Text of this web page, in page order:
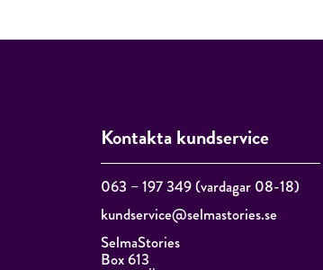
Kontakta kundservice
063 – 197 349 (vardagar 08-18)
kundservice@selmastories.se
SelmaStories
Box 613